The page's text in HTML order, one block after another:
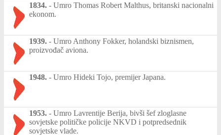
1834. - Umro Thomas Robert Malthus, britanski nacionalni
ekonom.
1939. - Umro Anthony Fokker, holandski biznismen,
proizvođač aviona.
1948. - Umro Hideki Tojo, premijer Japana.
1953. - Umro Lavrentije Berija, bivši šef zloglasne
sovjetske političke policije NKVD i potpredsednik
sovjetske vlade.